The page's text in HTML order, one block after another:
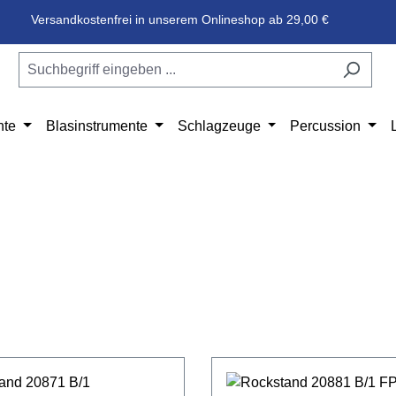
Versandkostenfrei in unserem Onlineshop ab 29,00 €
Blasinstrumente Schlagzeuge Percussion